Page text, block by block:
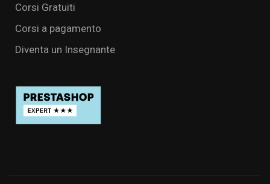
Corsi Gratuiti
Corsi a pagamento
Diventa un Insegnante